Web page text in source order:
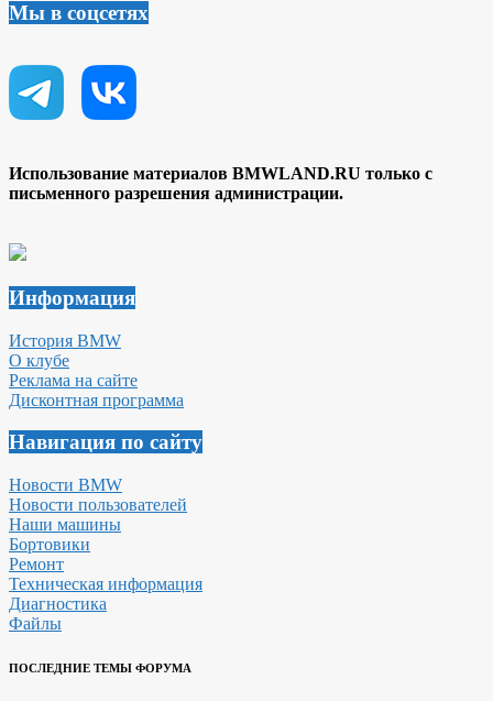
Мы в соцсетях
Использование материалов BMWLAND.RU только с
письменного разрешения администрации.
Информация
История BMW
О клубе
Реклама на сайте
Дисконтная программа
Навигация по сайту
Новости BMW
Новости пользователей
Наши машины
Бортовики
Ремонт
Техническая информация
Диагностика
Файлы
ПОСЛЕДНИЕ ТЕМЫ ФОРУМА